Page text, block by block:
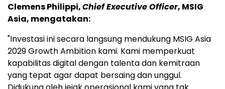
Clemens Philippi,Chief Executive Officer, MSIG
Asia, mengatakan:
"Investasi ini secara langsung mendukung MSIG Asia
2029 Growth Ambition kami. Kami memperkuat
kapabilitas digital dengan talenta dan kemitraan
yang tepat agar dapat bersaing dan unggul.